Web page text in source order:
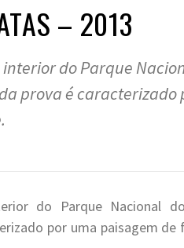
– 2013
do Parque
prova é caracterizado
do Parque Nacional
por uma paisagem